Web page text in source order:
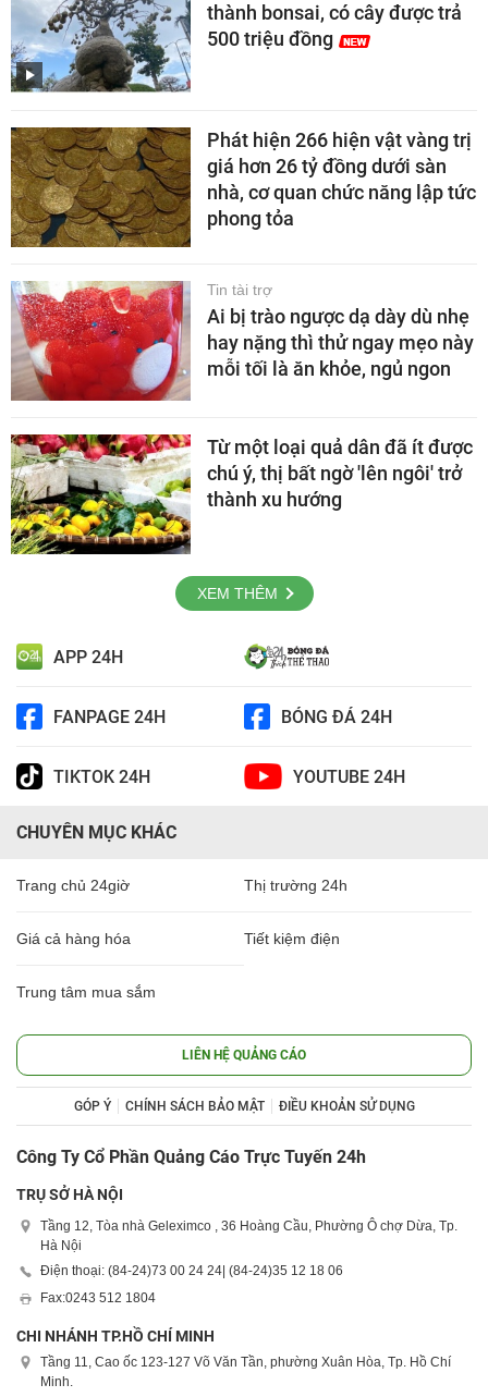
thành bonsai, có cây được trả
500 triệu đồng
Phát hiện 266 hiện vật vàng trị
giá hơn 26 tỷ đồng dưới sàn
nhà, cơ quan chức năng lập tức
phong tỏa
Tin tài trợ
Ai bị trào ngược dạ dày dù nhẹ
hay nặng thì thử ngay mẹo này
mỗi tối là ăn khỏe, ngủ ngon
Từ một loại quả dân đã ít được
chú ý, thị bất ngờ 'lên ngôi' trở
thành xu hướng
XEM THÊM
APP 24H
FANPAGE 24H BÓNG ĐÁ 24H
TIKTOK 24H YOUTUBE 24H
CHUYÊN MỤC KHÁC
Trang chủ 24giờ Thị trường 24h
Giá cả hàng hóa Tiết kiệm điện
Trung tâm mua sắm
LIÊN HỆ QUẢNG CÁO
GÓP Ý CHÍNH SÁCH BẢO MẬT ĐIỀU KHOẢN SỬ DỤNG
Công Ty Cổ Phần Quảng Cáo Trực Tuyến 24h
TRỤ SỞ HÀ NỘI
Tầng 12, Tòa nhà Geleximco , 36 Hoàng Cầu, Phường Ô chợ Dừa, Tp.
Hà Nội
Điện thoại: (84-24)73 00 24 24 | (84-24)35 12 18 06
Fax:0243 512 1804
CHI NHÁNH TP.HỒ CHÍ MINH
Tầng 11, Cao ốc 123-127 Võ Văn Tần, phường Xuân Hòa, Tp. Hồ Chí
Minh.